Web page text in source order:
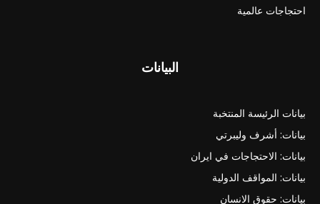
احتجاجات عالمية
البيانات
بيانات الرئيسة المنتخبة
بيانات: أشرف وليبرتي
بيانات: الاحتجاجات في ايران
بيانات: المواقف الدولية
بيانات: حقوق الانسان